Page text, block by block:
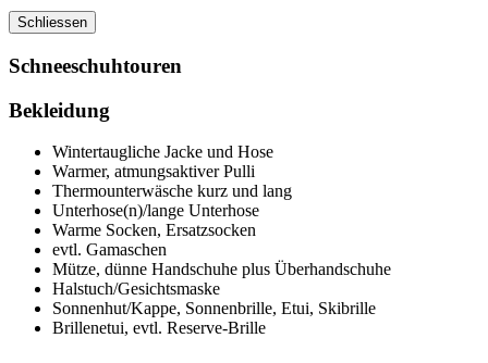
Schliessen
Schneeschuhtouren
Bekleidung
Wintertaugliche Jacke und Hose
Warmer, atmungsaktiver Pulli
Thermounterwäsche kurz und lang
Unterhose(n)/lange Unterhose
Warme Socken, Ersatzsocken
evtl. Gamaschen
Mütze, dünne Handschuhe plus Überhandschuhe
Halstuch/Gesichtsmaske
Sonnenhut/Kappe, Sonnenbrille, Etui, Skibrille
Brillenetui, evtl. Reserve-Brille